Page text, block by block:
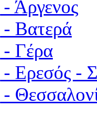
Άργενος
Βατερά
Γέρα
Ερεσός -